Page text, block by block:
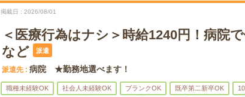
掲載日 2026/08/01
＜医療行為はナシ＞時給1240円！病院
など
派遣
派遣先 病院 ★勤務地選べます！
職種未経験OK 社会人未経験OK ブランクOK 既卒第二新卒OK